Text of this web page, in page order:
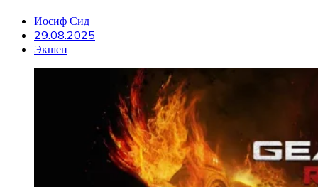
Иосиф Сид
29.08.2025
Экшен